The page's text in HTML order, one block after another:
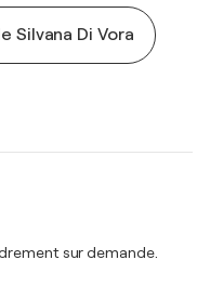
Silvana Di Vora
sur demande.